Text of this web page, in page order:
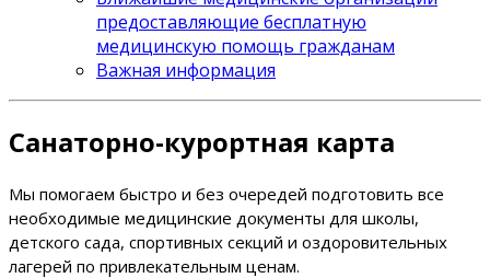
предоставляющие бесплатную
медицинскую помощь гражданам
Важная информация
Санаторно-курортная карта
Мы помогаем быстро и без очередей подготовить все
необходимые медицинские документы для школы,
детского сада, спортивных секций и оздоровительных
лагерей по привлекательным ценам.